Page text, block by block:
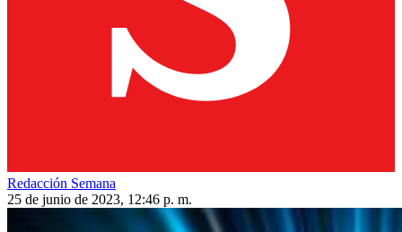
Redacción Semana
25 de junio de 2023, 12:46 p. m.